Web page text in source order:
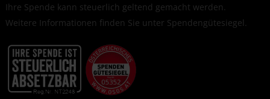
Ihre Spende kann steuerlich geltend gemacht werden.
Weitere Informationen finden Sie unter Spendengütesiegel.